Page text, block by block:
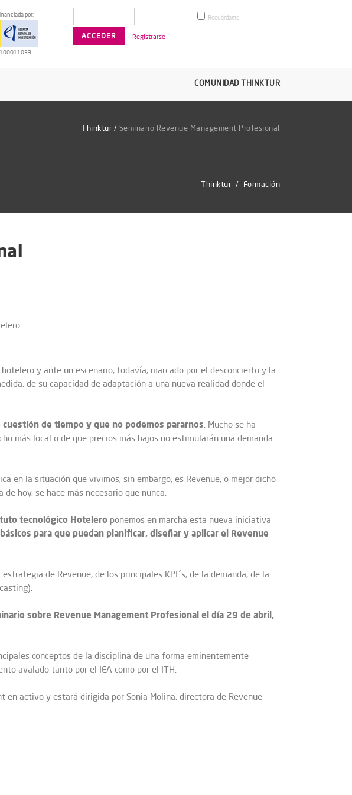
por: Recuérdame
Registrarse
COMUNIDAD THINKTUR
Thinktur / Seminario Revenue Management Profesional
Thinktur / Formación
y ante un escenario, todavía, marcado por el desconcierto y la
de su capacidad de adaptación a una nueva realidad donde el
de tiempo y que no podemos pararnos. Mucho se ha
más local o de que precios más bajos no estimularán una demanda
en la situación que vivimos, sin embargo, es Revenue, o mejor dicho
hoy, se hace más necesario que nunca.
tecnológico Hotelero ponemos en marcha esta nueva iniciativa
para que puedan planificar, diseñar y aplicar el Revenue
de Revenue, de los principales KPI´s, de la demanda, de la
sobre Revenue Management Profesional el día 29 de abril,
conceptos de la disciplina de una forma eminentemente
avalado tanto por el IEA como por el ITH.
activo y estará dirigida por Sonia Molina, directora de Revenue